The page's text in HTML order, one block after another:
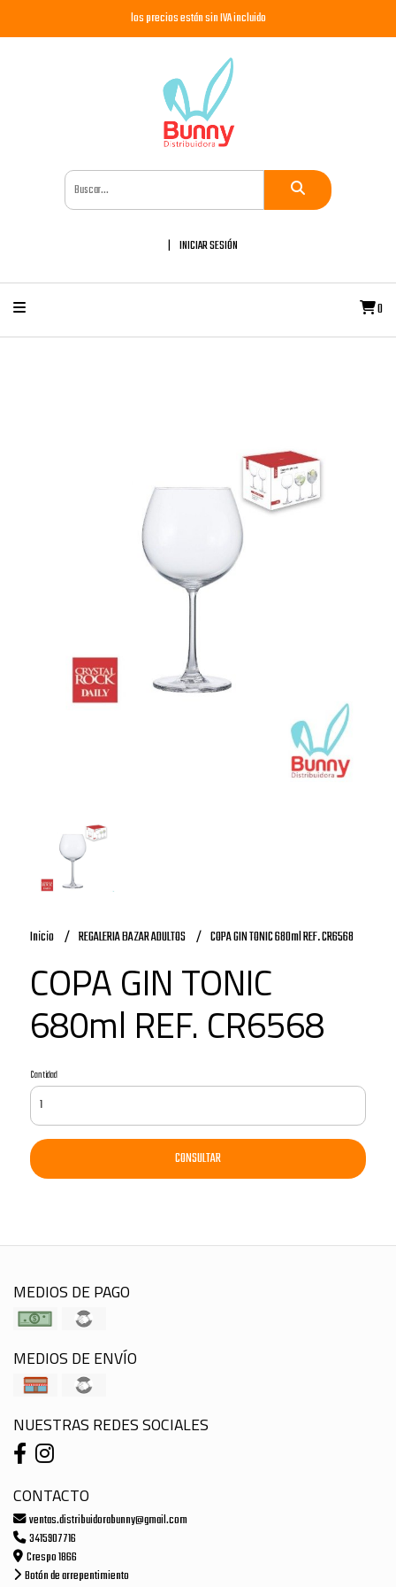
los precios están sin IVA incluido
INICIAR SESIÓN
0
Inicio REGALERIA BAZAR ADULTOS COPA GIN TONIC 680ml REF. CR6568
COPA GIN TONIC
680ml REF. CR6568
Cantidad
CONSULTAR
MEDIOS DE PAGO
MEDIOS DE ENVÍO
NUESTRAS REDES SOCIALES
CONTACTO
ventas.distribuidorabunny@gmail.com
3415907716
Crespo 1866
Botón de arrepentimiento